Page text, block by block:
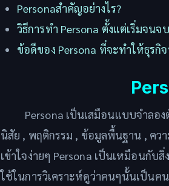
Personaสำคัญอย่างไร?
วิธีการทำ Persona ตั้งแต่เริ่มจนจบ
ข้อดีของ Persona ที่จะทำให้ธุรกิ
Persona เป็นเสมือนแบบจำลอ
นิสัย , พฤติกรรม , ข้อมูลพื้นฐาน , คว
เข้าใจง่ายๆ Persona เป็นเหมือนกับ
ใช้ในการวิเคราะห์ดูว่าคนๆนั้นเป็นค